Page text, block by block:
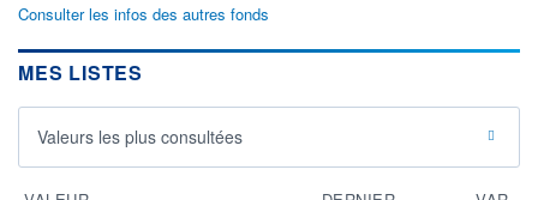
Consulter les infos des autres fonds
MES LISTES
Valeurs les plus consultées